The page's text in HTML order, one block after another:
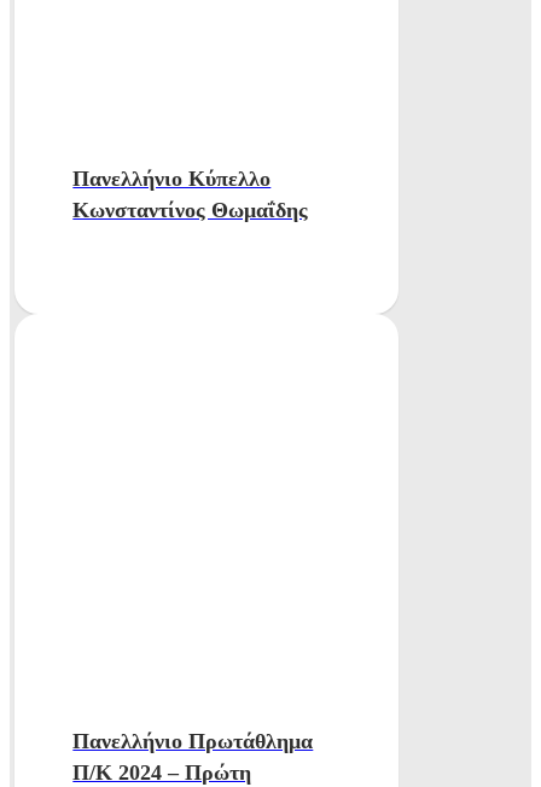
Πανελλήνιο Κύπελλο
Κωνσταντίνος Θωμαΐδης
Πανελλήνιο Πρωτάθλημα
Π/Κ 2024 – Πρώτη